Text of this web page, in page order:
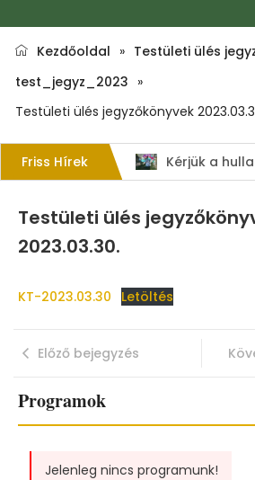
Kezdőoldal » Testületi ülés
test_jegyz_2023 »
Testületi ülés jegyzőkönyvek
Friss Hírek
Testületi ülés
2023.03.30.
KT-2023.03.30 Letöltés
Előző bejegyzés
Programok
Jelenleg nincs programunk!